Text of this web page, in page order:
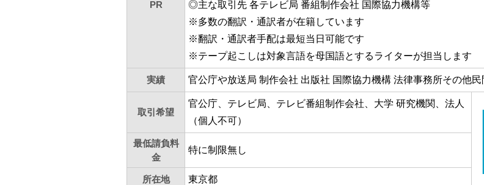
PR
◎主な取引先 各テレビ局 番組制作会社 国際協力機構等
※多数の翻訳・通訳者が在籍しています
※翻訳・通訳者手配は最短当日可能です
※テープ起こしは対象言語を母国語とするライターが担当します
実績 官公庁や放送局 制作会社 出版社 国際協力機構 法律事務所その他民
取引希望
官公庁、テレビ局、テレビ番組制作会社、大学 研究機関、法人
（個人不可）
最低請負料
金
特に制限無し
所在地 東京都